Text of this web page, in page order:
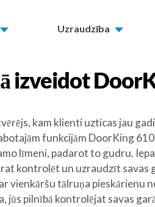
Uzraudzība
izveidot
kam klienti uzticas jau
funkcijām DoorKing
līmeni, padarot to gudru.
kontrolēt un uzraudzīt
vienkāršu tālruņa
jūs pilnībā kontrolējat savas